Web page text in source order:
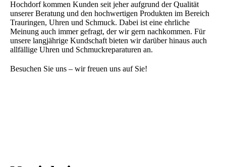
Hochdorf kommen Kunden seit jeher aufgrund der Qualität
unserer Beratung und den hochwertigen Produkten im Bereich
Trauringen, Uhren und Schmuck. Dabei ist eine ehrliche
Meinung auch immer gefragt, der wir gern nachkommen. Für
unsere langjährige Kundschaft bieten wir darüber hinaus auch
allfällige Uhren und Schmuckreparaturen an.
Besuchen Sie uns – wir freuen uns auf Sie!